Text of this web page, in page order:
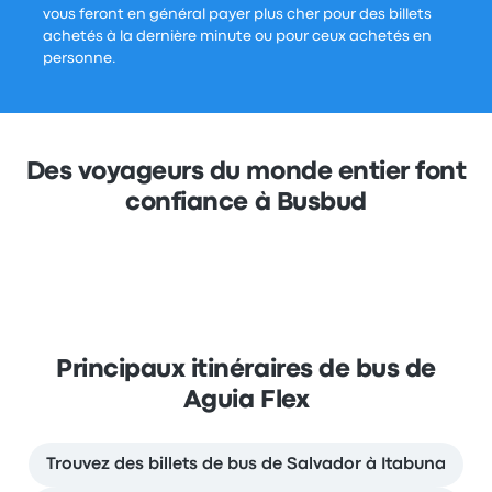
vous feront en général payer plus cher pour des billets
achetés à la dernière minute ou pour ceux achetés en
personne.
Des voyageurs du monde entier font
confiance à Busbud
Principaux itinéraires de bus de
Aguia Flex
Trouvez des billets de bus de Salvador à Itabuna